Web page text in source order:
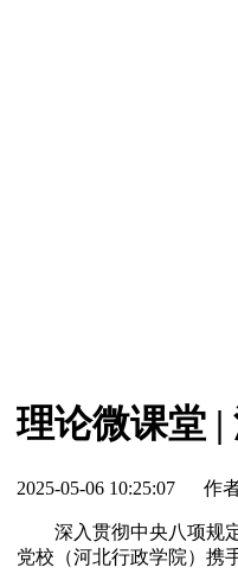
理论微课堂
2025-05-06 10:25:07 作
深入贯彻中央八项规
党校（河北行政学院）携